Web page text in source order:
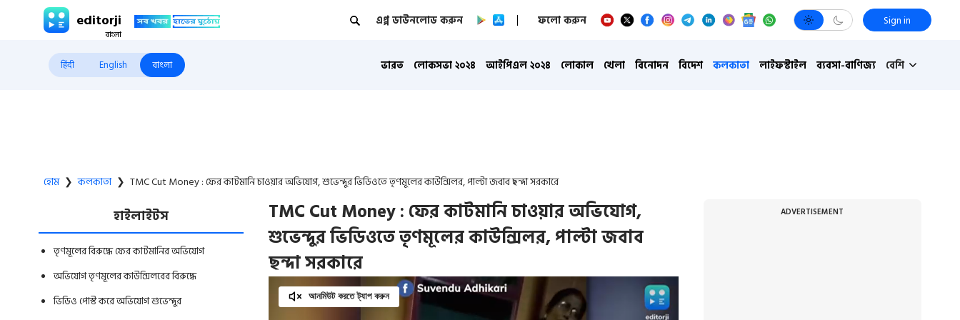
editorji এপ্প ডাউনলোড করুন ফলো করুন Sign in
हिंदी English বাংলা ভারত লোকসভা ২০২৪ আইপিএল ২০২৪ লোকাল খেলা বিনোদন বিদেশ কলকাতা লাইফস্টাইল ব্যবসা-বাণিজ্য বেশি
হোম ❯ কলকাতা ❯ TMC Cut Money : ফের কাটমানি চাওয়ার অভিযোগ, শুভেন্দুর ভিডিওতে তৃণমূলের কাউন্সিলর, পাল্টা জবাব ছন্দা সরকারে
হাইলাইটস
তৃণমূলের বিরুদ্ধে ফের কাটমানির অভিযোগ
অভিযোগ তৃণমূলের কাউন্সিলরের বিরুদ্ধে
ভিডিও পোস্ট করে অভিযোগ শুভেন্দুর
TMC Cut Money : ফের কাটমানি চাওয়ার অভিযোগ,
শুভেন্দুর ভিডিওতে তৃণমূলের কাউন্সিলর, পাল্টা জবাব
ছন্দা সরকারে
আনমিউট করতে ট্যাপ করুন
ADVERTISEMENT